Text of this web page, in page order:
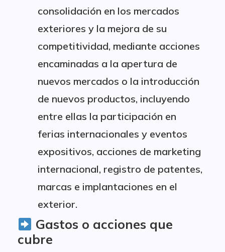
consolidación en los mercados
exteriores y la mejora de su
competitividad, mediante acciones
encaminadas a la apertura de
nuevos mercados o la introducción
de nuevos productos, incluyendo
entre ellas la participación en
ferias internacionales y eventos
expositivos, acciones de marketing
internacional, registro de patentes,
marcas e implantaciones en el
exterior.
Gastos o acciones que
cubre